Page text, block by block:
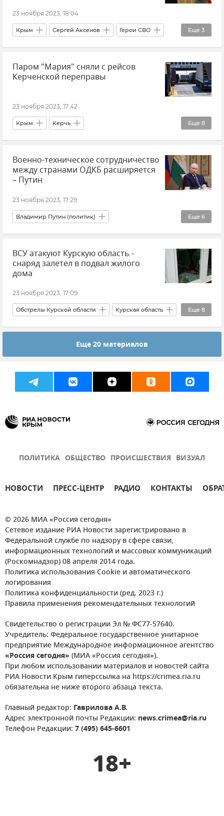
23 ноября 2023, 18:04
Еще 3
Крым Сергей Аксенов Герои СВО
Новые регионы России Общество
Новости Крыма
Паром "Мария" сняли с рейсов
Керченской переправы
23 ноября 2023, 17:42
Еще 8
Крым Керчь
Керченская паромная переправа
Керченский пролив Порт Кавказ
Порт Крым
Морской транспорт
Минтранс Крыма
Военно-техническое сотрудничество
между странами ОДКБ расширяется
– Путин
23 ноября 2023, 17:29
Еще 6
Владимир Путин (политик)
Организация Договора о коллективной безопасности (ОДКБ)
Политика Новости Россия
Безопасность
ВСУ атакуют Курскую область -
снаряд залетел в подвал жилого
дома
23 ноября 2023, 17:09
Еще 8
Обстрелы Курской области Курская область
Происшествия Обстрелы ВСУ
Россия Общество
ВСУ (Вооруженные силы Украины) Новости
Еще 20 материалов
ПОЛИТИКА ОБЩЕСТВО ПРОИСШЕСТВИЯ ВИЗУАЛ
НОВОСТИ ПРЕСС-ЦЕНТР РАДИО КОНТАКТЫ
© 2026 МИА «Россия сегодня»
Сетевое издание РИА Новости зарегистрировано в
Федеральной службе по надзору в сфере связи,
информационных технологий и массовых коммуникаций
(Роскомнадзор) 08 апреля 2014 года.
Политика использования Cookie и автоматического
логирования
Политика конфиденциальности (ред. 2023 г.)
Правила применения рекомендательных технологий
Свидетельство о регистрации Эл № ФС77-57640.
Учредитель: Федеральное государственное унитарное
предприятие Международное информационное агентство
«Россия сегодня» (МИА «Россия сегодня»).
При любом использовании материалов и новостей сайта
РИА Новости Крым гиперссылка на https://crimea.ria.ru
обязательна не ниже второго абзаца текста.
Главный редактор: Гаврилова А.В.
Адрес электронной почты Редакции: news.crimea@ria.ru
Телефон Редакции: 7 (495) 645-6601
18+